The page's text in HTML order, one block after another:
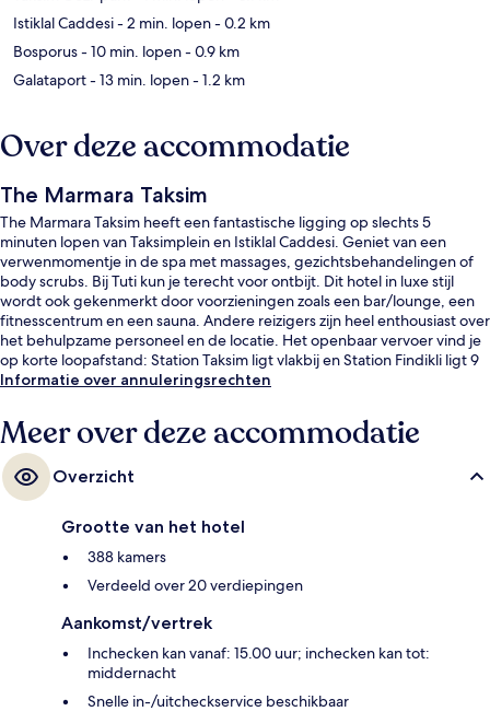
Istiklal Caddesi- 2 min. lopen- 0.2 km
Bosporus- 10 min. lopen- 0.9 km
Galataport- 13 min. lopen- 1.2 km
Over deze accommodatie
The Marmara Taksim
The Marmara Taksim heeft een fantastische ligging op slechts 5
minuten lopen van Taksimplein en Istiklal Caddesi. Geniet van een
verwenmomentje in de spa met massages, gezichtsbehandelingen of
body scrubs. Bij Tuti kun je terecht voor ontbijt. Dit hotel in luxe stijl
wordt ook gekenmerkt door voorzieningen zoals een bar/lounge, een
fitnesscentrum en een sauna. Andere reizigers zijn heel enthousiast over
het behulpzame personeel en de locatie. Het openbaar vervoer vind je
op korte loopafstand: Station Taksim ligt vlakbij en Station Findikli ligt 9
minuten verderop.
Informatie over annuleringsrechten
Meer over deze accommodatie
Overzicht
Grootte van het hotel
388 kamers
Verdeeld over 20 verdiepingen
Aankomst/vertrek
Inchecken kan vanaf: 15.00 uur; inchecken kan tot:
middernacht
Snelle in-/uitcheckservice beschikbaar